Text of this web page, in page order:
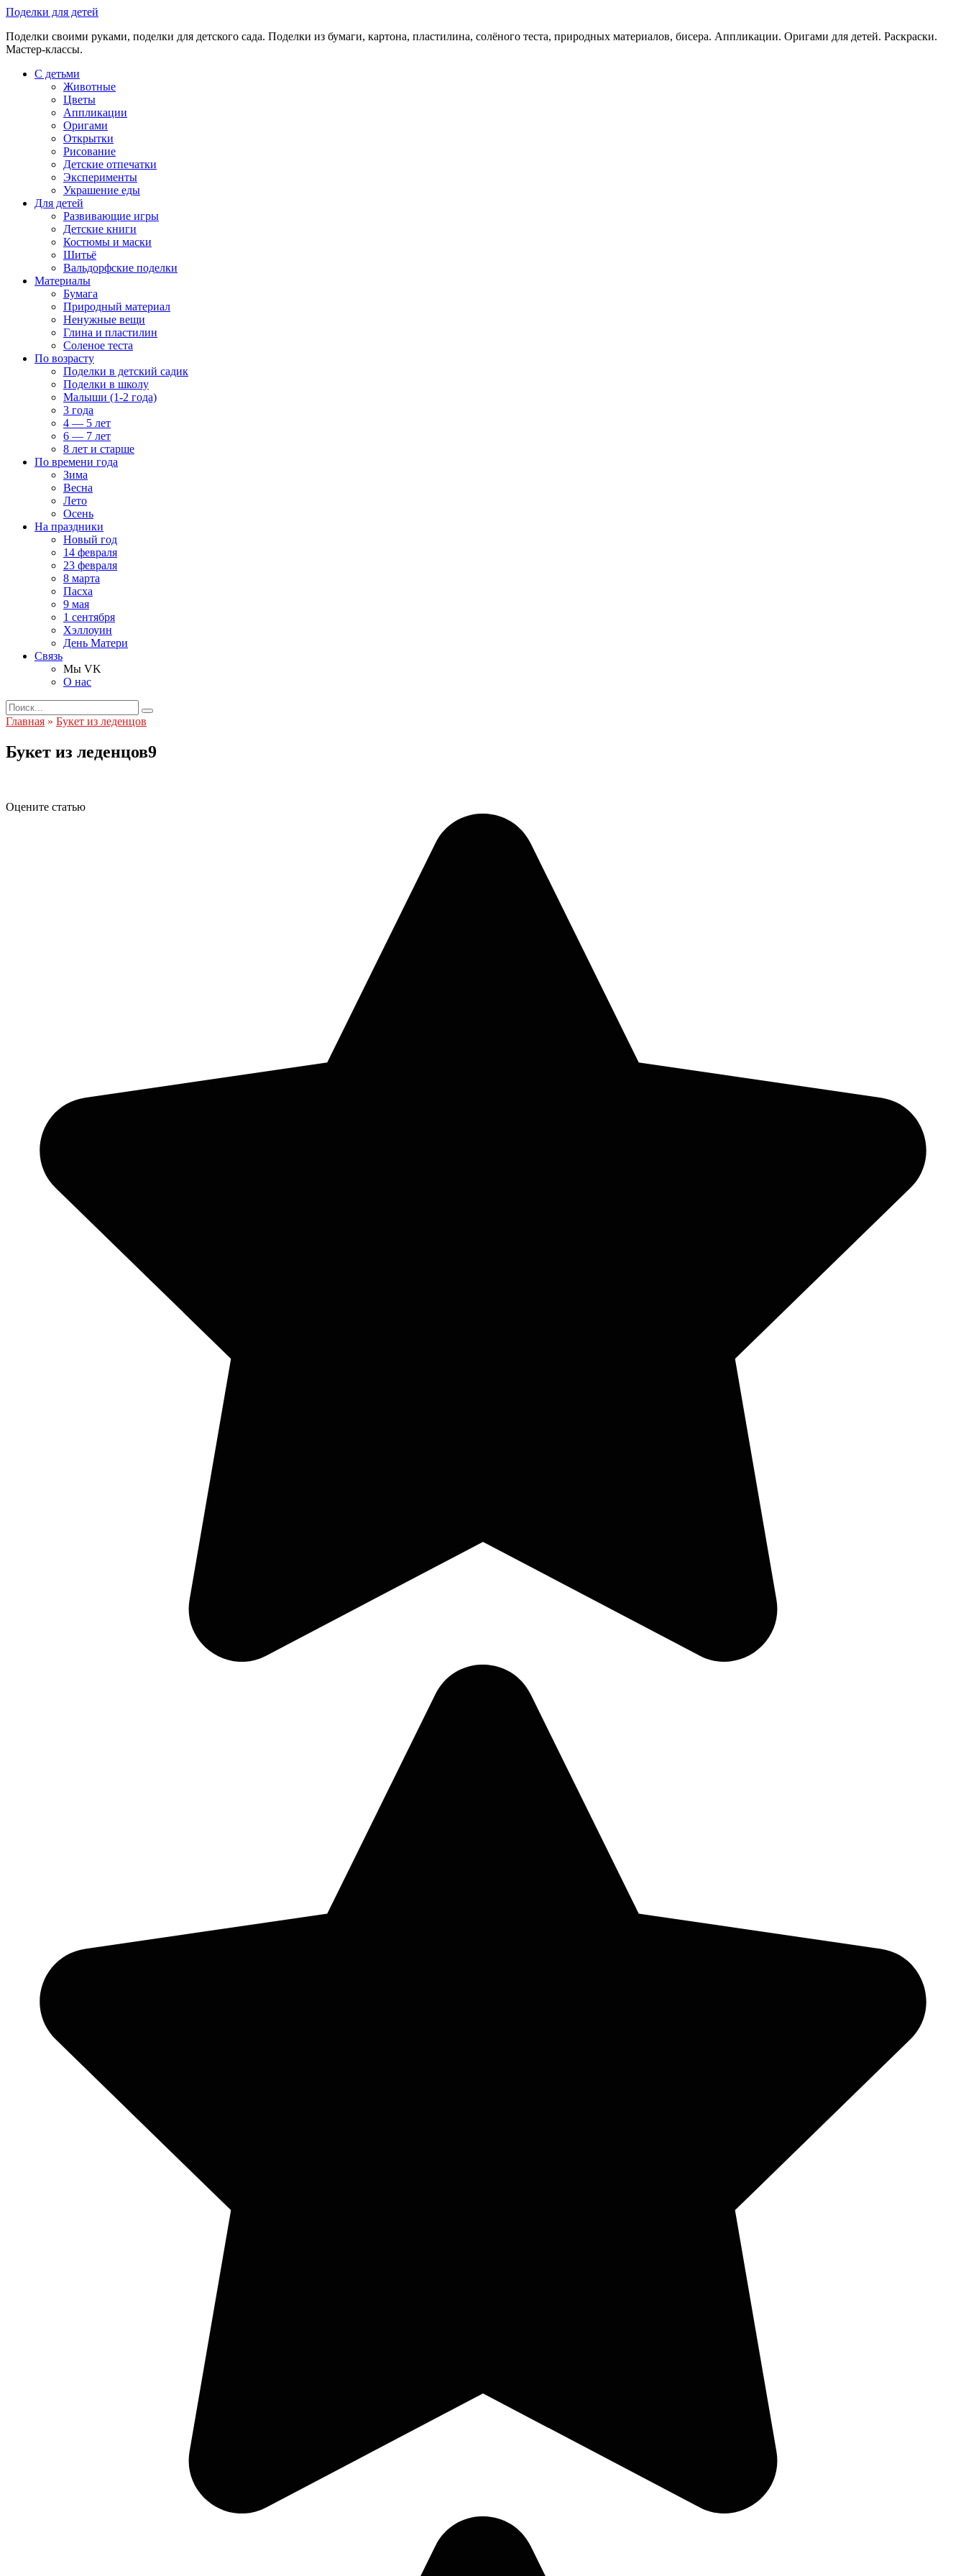
Skip
content
Поделки для детей
Поделки своими руками, поделки для детского сада. Поделки из бумаги, картона, пластилина, солёного теста, природных материалов, бисера. Аппликации. Оригами для детей. Раскраски.
Мастер-классы.
С детьми
Животные
Цветы
Аппликации
Оригами
Открытки
Рисование
Детские отпечатки
Эксперименты
Украшение еды
Для детей
Развивающие игры
Детские книги
Костюмы и маски
Шитьё
Вальдорфские поделки
Материалы
Бумага
Природный материал
Ненужные вещи
Глина и пластилин
Соленое теста
По возрасту
Поделки в детский садик
Поделки в школу
Малыши (1-2 года)
3 года
4 — 5 лет
6 — 7 лет
8 лет и старше
По времени года
Зима
Весна
Лето
Осень
На праздники
Новый год
14 февраля
23 февраля
8 марта
Пасха
9 мая
1 сентября
Хэллоуин
День Матери
Связь
Мы VK
О нас
Search
for:
Главная » Букет из леденцов
Букет из леденцов9
Оцените статью